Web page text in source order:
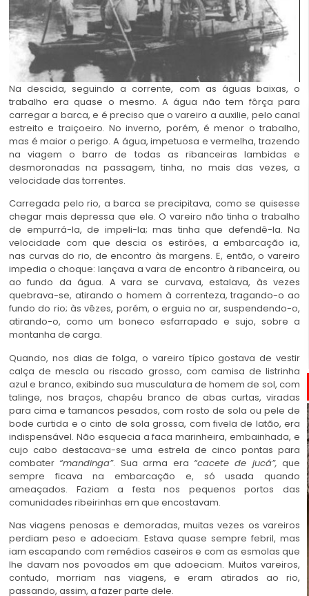
Na descida, seguindo a corrente, com as águas baixas, o
trabalho era quase o mesmo. A água não tem fôrça para
carregar a barca, e é preciso que o vareiro a auxilie, pelo canal
estreito e traiçoeiro. No inverno, porém, é menor o trabalho,
mas é maior o perigo. A água, impetuosa e vermelha, trazendo
na viagem o barro de todas as ribanceiras lambidas e
desmoronadas na passagem, tinha, no mais das vezes, a
velocidade das torrentes.
Carregada pelo rio, a barca se precipitava, como se quisesse
chegar mais depressa que ele. O vareiro não tinha o trabalho
de empurrá-la, de impeli-la; mas tinha que defendê-la. Na
velocidade com que descia os estirões, a embarcação ia,
nas curvas do rio, de encontro às margens. E, então, o vareiro
impedia o choque: lançava a vara de encontro à ribanceira, ou
ao fundo da água. A vara se curvava, estalava, às vezes
quebrava-se, atirando o homem à correnteza, tragando-o ao
fundo do rio; às vêzes, porém, o erguia no ar, suspendendo-o,
atirando-o, como um boneco esfarrapado e sujo, sobre a
montanha de carga.
Quando, nos dias de folga, o vareiro típico gostava de vestir
calça de mescla ou riscado grosso, com camisa de listrinha
azul e branco, exibindo sua musculatura de homem de sol, com
talinge, nos braços, chapéu branco de abas curtas, viradas
para cima e tamancos pesados, com rosto de sola ou pele de
bode curtida e o cinto de sola grossa, com fivela de latão, era
indispensável. Não esquecia a faca marinheira, embainhada, e
cujo cabo destacava-se uma estrela de cinco pontas para
combater“mandinga”. Sua arma era “cacete de jucá”, que
sempre ficava na embarcação e, só usada quando
ameaçados. Faziam a festa nos pequenos portos das
comunidades ribeirinhas em que encostavam.
Nas viagens penosas e demoradas, muitas vezes os vareiros
perdiam peso e adoeciam. Estava quase sempre febril, mas
iam escapando com remédios caseiros e com as esmolas que
lhe davam nos povoados em que adoeciam. Muitos vareiros,
contudo, morriam nas viagens, e eram atirados ao rio,
passando, assim, a fazer parte dele.